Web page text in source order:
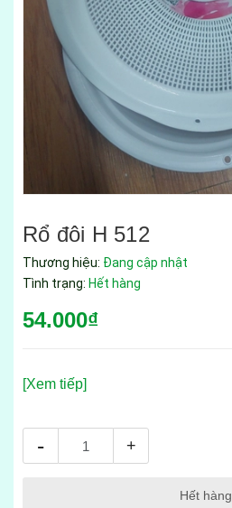
Rổ đôi H 512
Thương hiệu: Đang cập nhật
Tình trạng: Hết hàng
54.000₫
[Xem tiếp]
- +
Hết hàng